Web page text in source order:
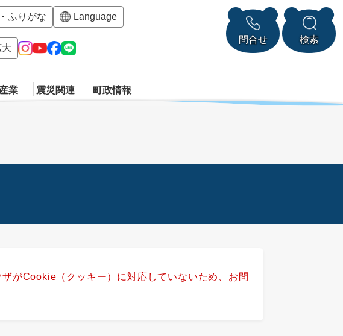
ふりがな Language
問合せ 検索
業 震災関連 町政情報
がCookie（クッキー）に対応していないため、お問